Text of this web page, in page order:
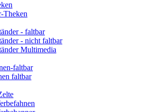
Theken
- faltbar
- nicht faltbar
Multimedia
faltbar
faltbar